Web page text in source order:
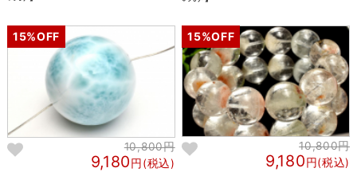
15%OFF
10,800円
9,180円(税込)
15%OFF
10,800円
9,180円(税込)